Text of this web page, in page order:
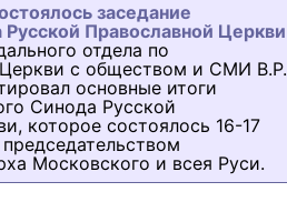
заседание
Православной Церкви
отдела по
с обществом и СМИ В.Р.
основные итоги
Синода Русской
которое состоялось 16-17
Московского и всея Руси.